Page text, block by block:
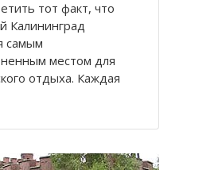
тот факт, что
Калининград
самым
местом для
отдыха. Каждая
усиливает желание
место. Здесь